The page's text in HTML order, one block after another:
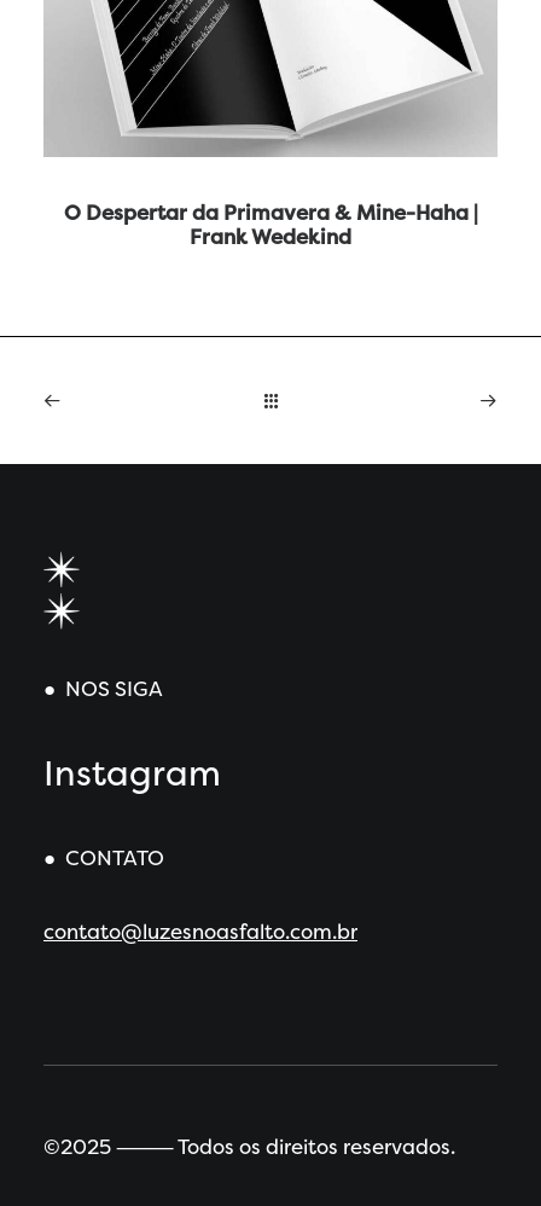
O Despertar da Primavera & Mine-Haha |
Frank Wedekind
● NOS SIGA
Instagram
● CONTATO
contato@luzesnoasfalto.com.br
©2025 ⸻ Todos os direitos reservados.